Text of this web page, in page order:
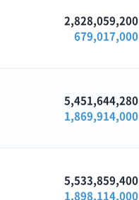
2,828,059,200
679,017,000
5,451,644,280
1,869,914,000
5,533,859,400
1,898,114,000